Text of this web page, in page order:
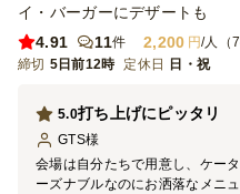
イ・バーガーにデザートも
4.91
11件 2,200 円/人（
締切 5日前12時 定休日 日・祝
打ち上げにピッタリ
5.0
GTS様
会場は自分たちで用意し、ケー
ーズナブルなのにお洒落なメニ